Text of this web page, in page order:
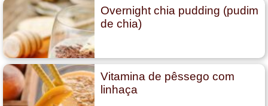
Overnight chia pudding (pudim
de chia)
Vitamina de pêssego com
linhaça